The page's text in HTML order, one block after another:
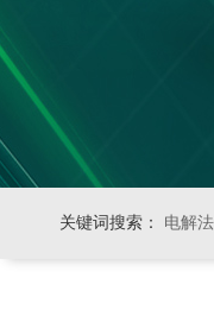
关键词搜索： 电解法次